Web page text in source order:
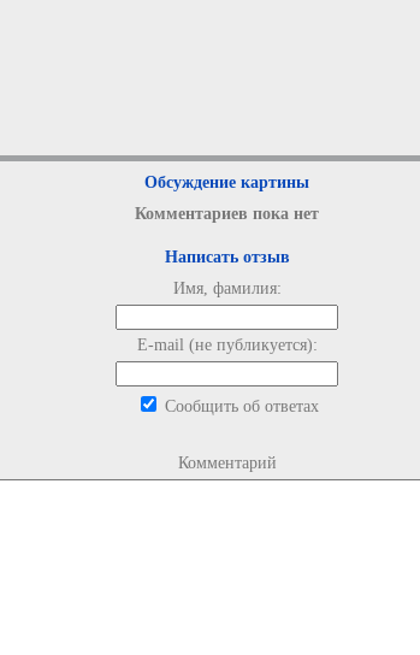
Обсуждение картины
Комментариев пока нет
Написать отзыв
Имя, фамилия:
E-mail (не публикуется):
Сообщить об ответах
Комментарий